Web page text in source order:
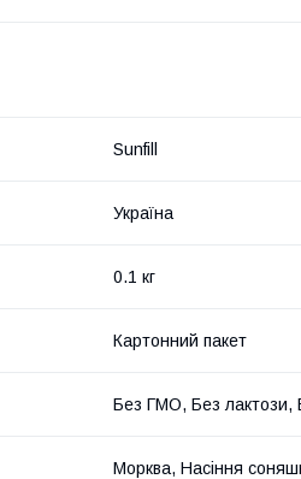
Sunfill
Україна
0.1 кг
Картонний пакет
Без ГМО, Без лактози,
Морква, Насіння